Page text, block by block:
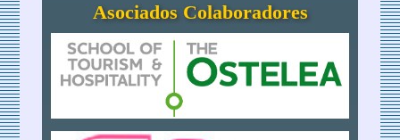
Asociados Colaboradores